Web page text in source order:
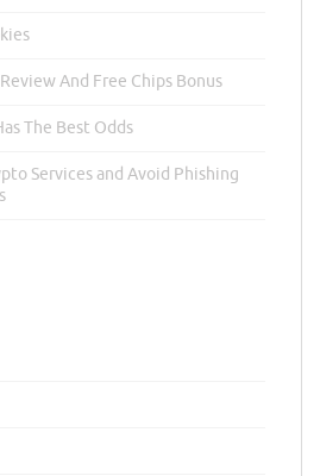
And Free Chips Bonus
The Best Odds
Services and Avoid Phishing